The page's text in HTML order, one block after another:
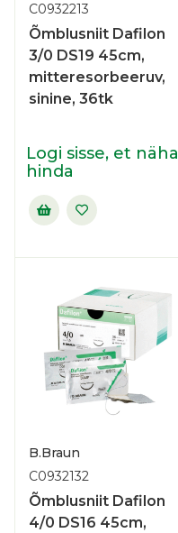
C0932213
Õmblusniit Dafilon
3/0 DS19 45cm,
mitteresorbeeruv,
sinine, 36tk
Logi sisse, et näha
hinda
B.Braun
C0932132
Õmblusniit Dafilon
4/0 DS16 45cm,